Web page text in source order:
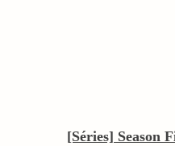
[Séries] Season